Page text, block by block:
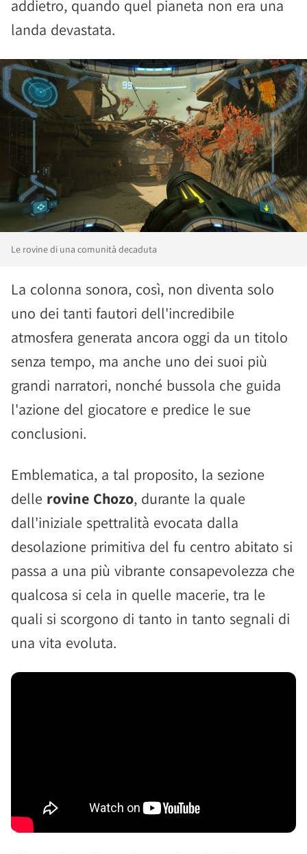
addietro, quando quel pianeta non era una
landa devastata.
Le rovine di una comunità decaduta
La colonna sonora, così, non diventa solo
uno dei tanti fautori dell'incredibile
atmosfera generata ancora oggi da un titolo
senza tempo, ma anche uno dei suoi più
grandi narratori, nonché bussola che guida
l'azione del giocatore e predice le sue
conclusioni.
Emblematica, a tal proposito, la sezione
delle rovine Chozo, durante la quale
dall'iniziale spettralità evocata dalla
desolazione primitiva del fu centro abitato si
passa a una più vibrante consapevolezza che
qualcosa si cela in quelle macerie, tra le
quali si scorgono di tanto in tanto segnali di
una vita evoluta.